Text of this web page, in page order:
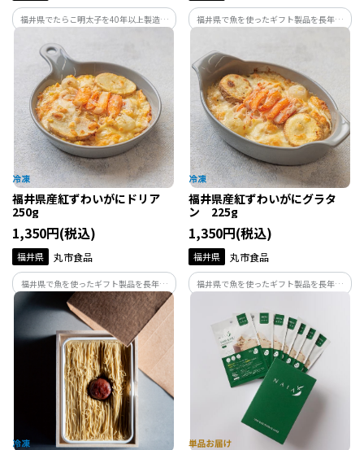
福井県でたらこ明太子を40年以上製造し
過程で形が崩れてしまったものや、切れ
てしまったものだけを集めたお得用商品
です。味はギフト品と変わらずお得な価格
で。
福井県で魚を使ったギフト製品を長年開
のミルフィーユです。福井県産の海鮮と出
汁醤油のジュレをデザート状に仕立てた
解凍するだけで食べられる海鮮丼の具で
す。
福井県産紅ずわいがにドリア
250g
1,350円(税込)
福井県 丸市食品
福井県で魚を使ったギフト製品を長年開
発、販売している美飾遊膳が手がける福
井県産紅ずわいがにドリアです。レンジや
オーブンで手軽に調理できるかにの旨味
たっぷりの濃厚ドリアです。
福井県産紅ずわいがにグラタ
ン 225g
1,350円(税込)
福井県 丸市食品
福井県で魚を使ったギフト製品を長年開
井県産紅ずわいがにグラタンです。レンジ
やオーブンで手軽に調理できるかにの旨
味たっぷりの濃厚グラタンです。